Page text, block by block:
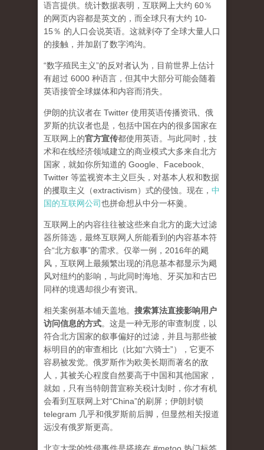
语言提供。统计数据表明，互联网上大约 60％
的网页内容都是英文的，而全球只有大约 10-
15％ 的人口会说英语。这就剥夺了全球大量人口
的接触，并加剧了数字鸿沟。
“数字殖民主义”的反对者认为，目前世界上估计
有超过 6000 种语言，但其中大部分可能会随着
英语接管全球媒体和内容而消失。
伊朗的抗议者在 Twitter 使用英语传播资讯、俄
罗斯的抗议者也是，包括中国在内的很多国家在
互联网上的官方宣传都使用英语。与此同时，技
术和在线经济领域建立的商业模式大多来自北方
国家，就如你所知道的 Google、Facebook、
Twitter 等监视资本主义巨头，对基本人权和数据
的攫取主义（extractivism）式的侵蚀。现在， 中
国的互联网公司也拼命想从中分一杯羹。
互联网上的内容往往被这些来自北方的庞大过滤
器所筛选，最终互联网人所能看到的内容基本符
合“北方叙事”的需求。仅举一例，2016年的飓
风，互联网上最频繁出现的消息基本都显示为飓
风对纽约的影响，与此同时海地、牙买加和古巴
同样的境遇却很少有资讯。
相关案例基本铺天盖地。 搜索算法直接影响用户
访问信息的方式。 这是一种无形的审查制度，以
符合北方国家的叙事偏好的过滤，并且与那些被
标明目的的审查相比（比如“六骑士”），它更不
容易被发觉。俄罗斯作为欧美长期而著名的敌
人，其被关心程度自然要高于中国和其他国家，
就如，只有当特朗普宣称关税计划时，你才有机
会看到互联网上对“China”的刷屏；伊朗封锁
telegram 几乎和俄罗斯前后脚，但显然相关报道
远没有俄罗斯更高。